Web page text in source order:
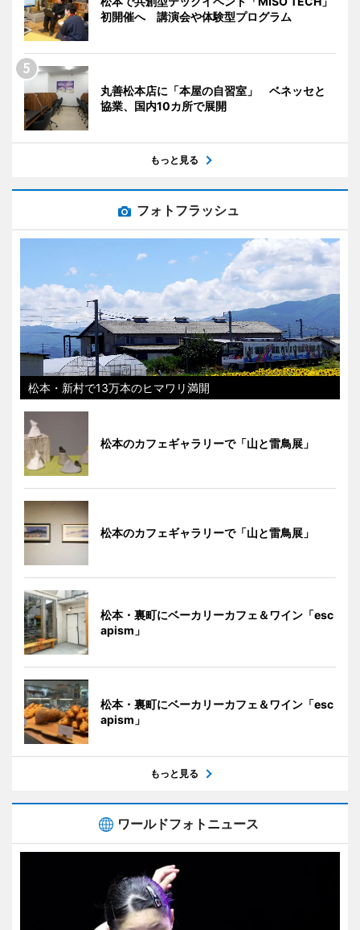
初開催へ 講演会や体験型プログラム
丸善松本店に「本屋の自習室」 ベネッセと
協業、国内10カ所で展開
もっと見る
フォトフラッシュ
松本・新村で13万本のヒマワリ満開
松本のカフェギャラリーで「山と雷鳥展」
松本のカフェギャラリーで「山と雷鳥展」
松本・裏町にベーカリーカフェ＆ワイン「esc
apism」
松本・裏町にベーカリーカフェ＆ワイン「esc
apism」
もっと見る
ワールドフォトニュース